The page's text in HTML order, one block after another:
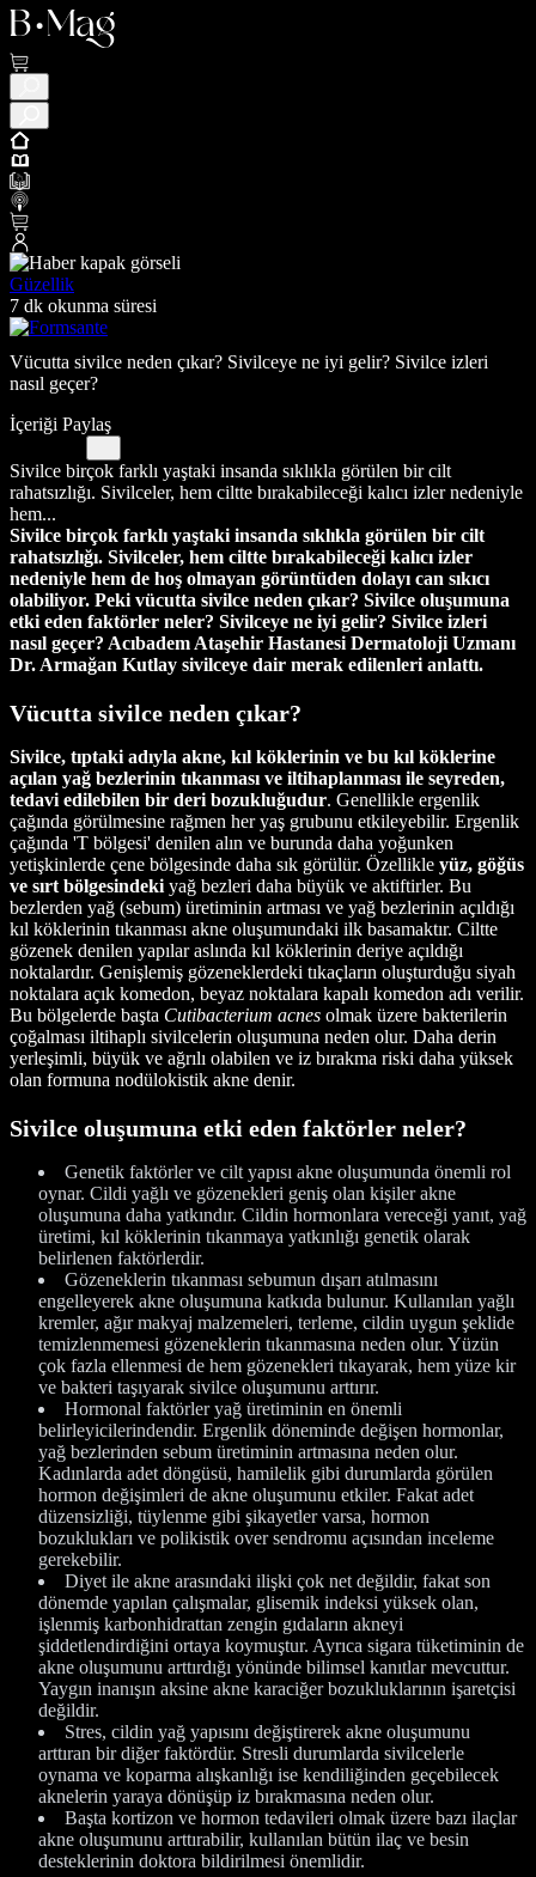
Güzellik
7 dk okunma süresi
Vücutta sivilce neden çıkar? Sivilceye ne iyi gelir? Sivilce izleri
nasıl geçer?
İçeriği Paylaş
Sivilce birçok farklı yaştaki insanda sıklıkla görülen bir cilt
rahatsızlığı. Sivilceler, hem ciltte bırakabileceği kalıcı izler nedeniyle
hem...
Sivilce birçok farklı yaştaki insanda sıklıkla görülen bir cilt
rahatsızlığı. Sivilceler, hem ciltte bırakabileceği kalıcı izler
nedeniyle hem de hoş olmayan görüntüden dolayı can sıkıcı
olabiliyor. Peki vücutta sivilce neden çıkar? Sivilce oluşumuna
etki eden faktörler neler? Sivilceye ne iyi gelir? Sivilce izleri
nasıl geçer? Acıbadem Ataşehir Hastanesi Dermatoloji Uzmanı
Dr. Armağan Kutlay sivilceye dair merak edilenleri anlattı.
Vücutta sivilce neden çıkar?
Sivilce, tıptaki adıyla akne, kıl köklerinin ve bu kıl köklerine
açılan yağ bezlerinin tıkanması ve iltihaplanması ile seyreden,
tedavi edilebilen bir deri bozukluğudur. Genellikle ergenlik
çağında görülmesine rağmen her yaş grubunu etkileyebilir. Ergenlik
çağında 'T bölgesi' denilen alın ve burunda daha yoğunken
yetişkinlerde çene bölgesinde daha sık görülür. Özellikle yüz, göğüs
ve sırt bölgesindeki yağ bezleri daha büyük ve aktiftirler. Bu
bezlerden yağ (sebum) üretiminin artması ve yağ bezlerinin açıldığı
kıl köklerinin tıkanması akne oluşumundaki ilk basamaktır. Ciltte
gözenek denilen yapılar aslında kıl köklerinin deriye açıldığı
noktalardır. Genişlemiş gözeneklerdeki tıkaçların oluşturduğu siyah
noktalara açık komedon, beyaz noktalara kapalı komedon adı verilir.
Bu bölgelerde başta Cutibacterium acnes olmak üzere bakterilerin
çoğalması iltihaplı sivilcelerin oluşumuna neden olur. Daha derin
yerleşimli, büyük ve ağrılı olabilen ve iz bırakma riski daha yüksek
olan formuna nodülokistik akne denir.
Sivilce oluşumuna etki eden faktörler neler?
Genetik faktörler ve cilt yapısı akne oluşumunda önemli rol
oynar. Cildi yağlı ve gözenekleri geniş olan kişiler akne
oluşumuna daha yatkındır. Cildin hormonlara vereceği yanıt, yağ
üretimi, kıl köklerinin tıkanmaya yatkınlığı genetik olarak
belirlenen faktörlerdir.
Gözeneklerin tıkanması sebumun dışarı atılmasını
engelleyerek akne oluşumuna katkıda bulunur. Kullanılan yağlı
kremler, ağır makyaj malzemeleri, terleme, cildin uygun şeklide
temizlenmemesi gözeneklerin tıkanmasına neden olur. Yüzün
çok fazla ellenmesi de hem gözenekleri tıkayarak, hem yüze kir
ve bakteri taşıyarak sivilce oluşumunu arttırır.
Hormonal faktörler yağ üretiminin en önemli
belirleyicilerindendir. Ergenlik döneminde değişen hormonlar,
yağ bezlerinden sebum üretiminin artmasına neden olur.
Kadınlarda adet döngüsü, hamilelik gibi durumlarda görülen
hormon değişimleri de akne oluşumunu etkiler. Fakat adet
düzensizliği, tüylenme gibi şikayetler varsa, hormon
bozuklukları ve polikistik over sendromu açısından inceleme
gerekebilir.
Diyet ile akne arasındaki ilişki çok net değildir, fakat son
dönemde yapılan çalışmalar, glisemik indeksi yüksek olan,
işlenmiş karbonhidrattan zengin gıdaların akneyi
şiddetlendirdiğini ortaya koymuştur. Ayrıca sigara tüketiminin de
akne oluşumunu arttırdığı yönünde bilimsel kanıtlar mevcuttur.
Yaygın inanışın aksine akne karaciğer bozukluklarının işaretçisi
değildir.
Stres, cildin yağ yapısını değiştirerek akne oluşumunu
arttıran bir diğer faktördür. Stresli durumlarda sivilcelerle
oynama ve koparma alışkanlığı ise kendiliğinden geçebilecek
aknelerin yaraya dönüşüp iz bırakmasına neden olur.
Başta kortizon ve hormon tedavileri olmak üzere bazı ilaçlar
akne oluşumunu arttırabilir, kullanılan bütün ilaç ve besin
desteklerinin doktora bildirilmesi önemlidir.